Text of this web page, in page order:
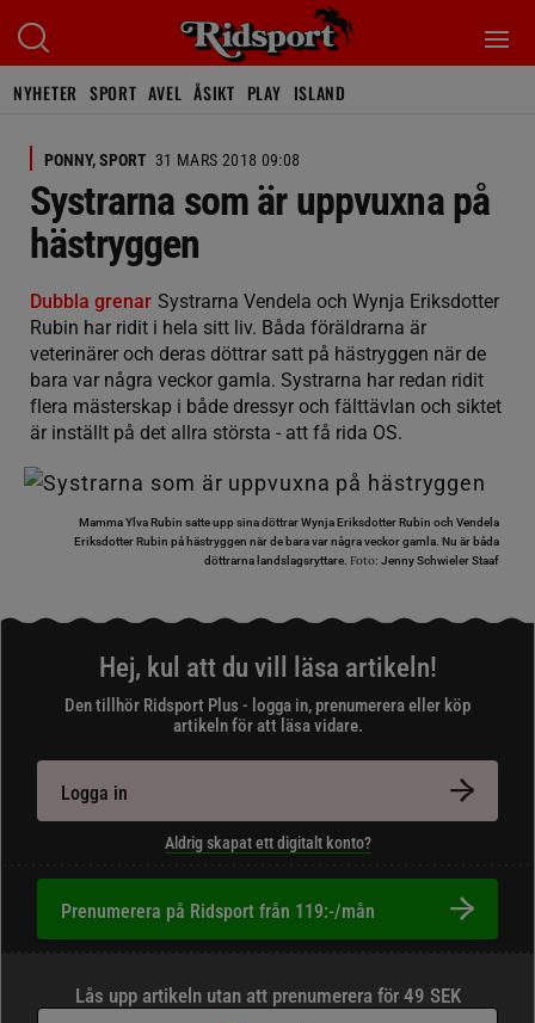
NYHETER SPORT AVEL ÅSIKT PLAY ISLAND
PONNY, SPORT 31 MARS 2018 09:08
Systrarna som är uppvuxna på
hästryggen
Dubbla grenar Systrarna Vendela och Wynja Eriksdotter
Rubin har ridit i hela sitt liv. Båda föräldrarna är
veterinärer och deras döttrar satt på hästryggen när de
bara var några veckor gamla. Systrarna har redan ridit
flera mästerskap i både dressyr och fälttävlan och siktet
är inställt på det allra största - att få rida OS.
Mamma Ylva Rubin satte upp sina döttrar Wynja Eriksdotter Rubin och Vendela
Eriksdotter Rubin på hästryggen när de bara var några veckor gamla. Nu är båda
döttrarna landslagsryttare. Foto: Jenny Schwieler Staaf
Hej, kul att du vill läsa artikeln!
Den tillhör Ridsport Plus - logga in, prenumerera eller köp
artikeln för att läsa vidare.
Logga in
Aldrig skapat ett digitalt konto?
Prenumerera på Ridsport från 119:-/mån